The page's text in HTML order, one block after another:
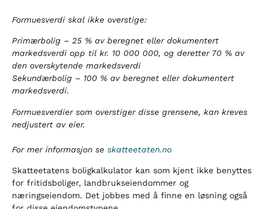
Formuesverdi skal ikke overstige:
Primærbolig – 25 % av beregnet eller dokumentert
markedsverdi opp til kr. 10 000 000, og deretter 70 % av
den overskytende markedsverdi
Sekundærbolig – 100 % av beregnet eller dokumentert
markedsverdi.
Formuesverdier som overstiger disse grensene, kan kreves
nedjustert av eier.
For mer informasjon se skatteetaten.no
Skatteetatens boligkalkulator kan som kjent ikke benyttes
for fritidsboliger, landbrukseiendommer og
næringseiendom. Det jobbes med å finne en løsning også